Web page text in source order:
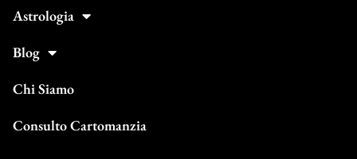
Astrologia
Blog
Chi Siamo
Consulto Cartomanzia